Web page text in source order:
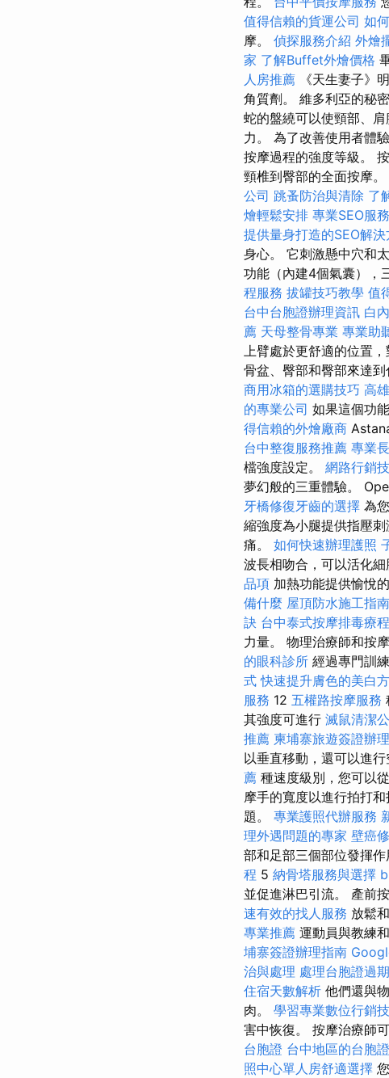
值得信賴的貨運公司 如
摩。 偵探服務介紹 外燴
家 了解Buffet外燴價格
人房推薦 《天生妻子》
角質劑。 維多利亞的秘
蛇的盤繞可以使頸部、
力。 為了改善使用者體
按摩過程的強度等級。
頸椎到臀部的全面按摩
公司 跳蚤防治與清除 了
燴輕鬆安排 專業SEO服務
提供量身打造的SEO解決
身心。 它刺激懸中穴和
功能（內建4個氣囊），
程服務 拔罐技巧教學 值
台中台胞證辦理資訊 白
薦 天母整骨專業 專業助
上臂處於更舒適的位置
骨盆、臀部和臀部來達到
商用冰箱的選購技巧 高
的專業公司 如果這個功
得信賴的外燴廠商
台中整復服務推薦 專業
檔強度設定。 網路行銷
夢幻般的三重體驗。
牙橋修復牙齒的選擇 為
縮強度為小腿提供指壓刺
痛。 如何快速辦理護照
波長相吻合，可以活化細
品項 加熱功能提供愉悅
備什麼 屋頂防水施工指南
訣 台中泰式按摩排毒療程
力量。 物理治療師和按
的眼科診所 經過專門訓
式 快速提升膚色的美白
服務 12 五權路按摩服務
其強度可進行 滅鼠清潔
推薦 柬埔寨旅遊簽證辦理
以垂直移動，還可以進行
薦 種速度級別，您可以從
摩手的寬度以進行拍打和
題。 專業護照代辦服務
理外遇問題的專家 壁癌
部和足部三個部位發揮作
程 5 納骨塔服務與選擇
並促進淋巴引流。 產前
速有效的找人服務 放鬆
專業推薦 運動員與教練
埔寨簽證辦理指南
治與處理 處理台胞證過
住宿天數解析 他們還與
肉。 學習專業數位行銷
害中恢復。 按摩治療師
台胞證 台中地區的台胞
照中心單人房舒適選擇